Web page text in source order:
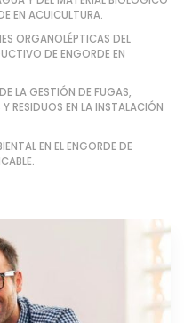
EN ACUICULTURA.
ORGANOLÉPTICAS DEL
DE ENGORDE EN
LA GESTIÓN DE FUGAS,
RESIDUOS EN LA INSTALACIÓN
EN EL ENGORDE DE